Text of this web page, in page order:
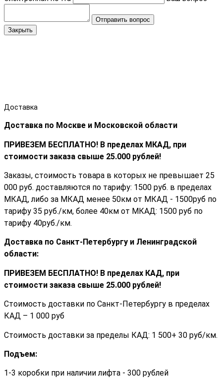
Отправить вопрос
Закрыть
Доставка
Доставка по Москве и Московской области
ПРИВЕЗЕМ БЕСПЛАТНО! В пределах МКАД, при
стоимости заказа cвыше 25.000 рублей!
Заказы, стоимость товара в которых не превышает 25
000 руб. доставляются по тарифу: 1500 руб. в пределах
МКАД, либо за МКАД менее 50км от МКАД - 1500руб по
тарифу 35 руб./км, более 40км от МКАД: 1500 руб по
тарифу 40руб./км.
Доставка по Санкт-Петербургу и Ленинградской
области:
ПРИВЕЗЕМ БЕСПЛАТНО! В пределах КАД, при
стоимости заказа cвыше 25.000 рублей!
Стоимость доставки по Санкт-Петербургу в пределах
КАД – 1 000 руб
Стоимость доставки за пределы КАД: 1 500+ 30 руб/км.
Подъем:
1-3 коробки при наличии лифта - 300 рублей